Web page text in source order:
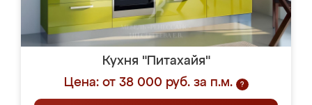
Кухня "Питахайя"
Цена: от 38 000 руб. за п.м.
?